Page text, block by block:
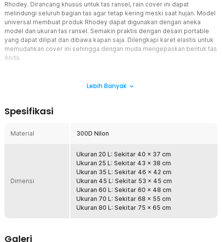
Rhodey. Dirancang khusus untuk tas ransel, rain cover ini dapat
melindungi seluruh bagian tas agar tetap kering meski saat hujan. Model
universal membuat produk Rhodey dapat digunakan dengan aneka
model dan ukuran tas ransel. Semakin praktis dengan desain portable
yang dapat dilipat dan dibawa kapan saja. Dilengkapi karet elastis untuk
memudahkan cover ini sehingga dengan muda mengepaskan bentuk tas
Anda.
waterproof sehingga efektif menghalangi air masuk dan
musim hujan atau beraktivitas di luar ruangan.
Tak perlu khawatir rain cover copot saat digunakan. Bagian
pinggir produk ini sudah dilengkapi karet sehingga dapat
terpasang kuat dan tidak mudah copot meski digunakan
beraktivitas.
Siap Pakai Setiap Saat
Ukurannya yang compact memudahkan Anda menyimpan dan
praktis.
Lebih Banyak
Spesifikasi
Material 300D Nilon
Dimensi
Ukuran 20 L: Sekitar 40 x 37 cm
Ukuran 25 L: Sekitar 43 x 38 cm
Ukuran 35 L: Sekitar 46 x 42 cm
Ukuran 45 L: Sekitar 53 x 45 cm
Ukuran 60 L: Sekitar 60 x 48 cm
Ukuran 70 L: Sekitar 68 x 55 cm
Ukuran 80 L: Sekitar 75 x 65 cm
Galeri